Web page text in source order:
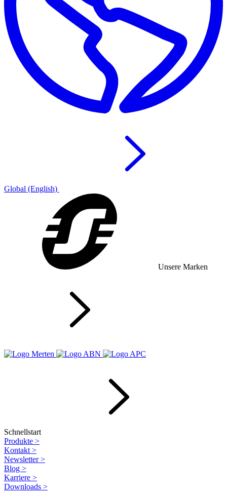
Global (English)
Unsere Marken
Schnellstart
Produkte >
Kontakt >
Newsletter>
Blog >
Karriere >
Downloads >